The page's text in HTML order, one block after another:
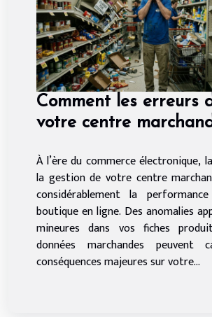
Comment les erreurs
votre centre
en ligne ?
À l’ère du commerce électronique,
la gestion de votre centre
considérablement la
boutique en ligne. Des anomalies
mineures dans vos fiches
données marchandes peuvent
conséquences majeures sur votre...